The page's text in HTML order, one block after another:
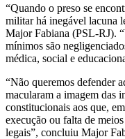
“Quando o preso se
militar há inegável lacuna
Major Fabiana (PSL-RJ).
mínimos são
médica, social e
“Não queremos defender
macularam a imagem das
constitucionais aos que,
execução ou falta de
legais”, concluiu Major